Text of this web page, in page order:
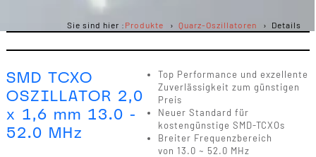
Sie sind hier : Produkte Quarz-Oszillatoren Details
SMD TCXO
OSZILLATOR 2,0
x 1,6 mm 13.0 -
52.0 MHz
Top Performance und exzellente
Zuverlässigkeit zum günstigen
Preis
Neuer Standard für
kostengünstige SMD-TCXOs
Breiter Frequenzbereich
von 13.0 ~ 52.0 MHz